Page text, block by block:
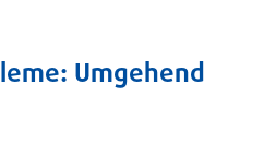
Umgehend